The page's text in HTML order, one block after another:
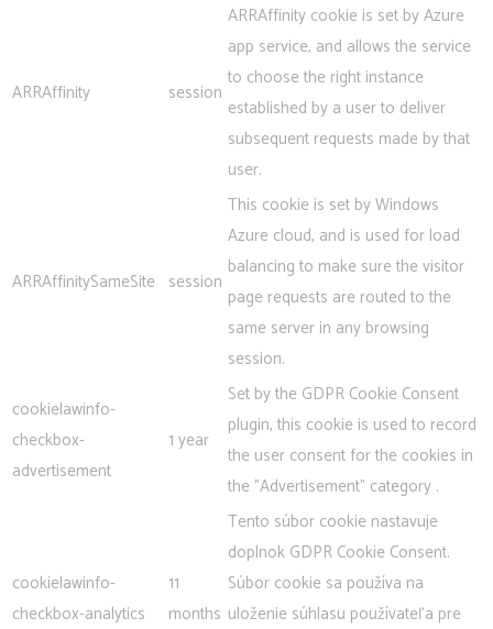
ARRAffinity session
ARRAffinity cookie is set by Azure
app service, and allows the service
to choose the right instance
established by a user to deliver
subsequent requests made by that
user.
ARRAffinitySameSite session
This cookie is set by Windows
Azure cloud, and is used for load
balancing to make sure the visitor
page requests are routed to the
same server in any browsing
session.
cookielawinfo-
checkbox-
advertisement
1 year
Set by the GDPR Cookie Consent
plugin, this cookie is used to record
the user consent for the cookies in
the "Advertisement" category .
cookielawinfo-
checkbox-analytics
11
months
Tento súbor cookie nastavuje
doplnok GDPR Cookie Consent.
Súbor cookie sa používa na
uloženie súhlasu používateľa pre